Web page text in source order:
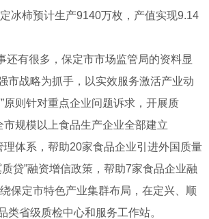
冰柿预计生产9140万枚，产值实现9.14
有很多，保定市市场监管局的资料显
市战略为抓手，以实效服务激活产业动
原则针对重点企业问题诉求，开展质
市规模以上食品生产企业全部建立
理体系，帮助20家食品企业引进外国质量
贷”融资增信政策，帮助7家食品企业融
保定市特色产业集群布局，在定兴、顺
类省级质检中心和服务工作站。